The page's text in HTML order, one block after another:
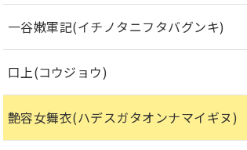
一谷嫩軍記(イチノタニフタバグンキ)
口上(コウジョウ)
艶容女舞衣(ハデスガタオンナマイギヌ)